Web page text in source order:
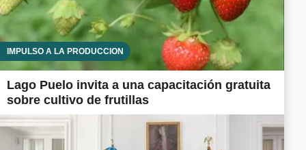
IMPULSO A LA PRODUCCIÓN
Lago Puelo invita a una capacitación gratuita
sobre cultivo de frutillas